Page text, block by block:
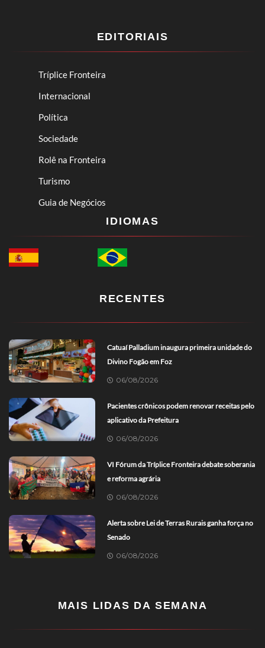
EDITORIAIS
Tríplice Fronteira
Internacional
Política
Sociedade
Rolê na Fronteira
Turismo
Guia de Negócios
IDIOMAS
RECENTES
Catuaí Palladium inaugura primeira unidade do
Divino Fogão em Foz
06/08/2026
Pacientes crônicos podem renovar receitas pelo
aplicativo da Prefeitura
06/08/2026
VI Fórum da Tríplice Fronteira debate soberania
e reforma agrária
06/08/2026
Alerta sobre Lei de Terras Rurais ganha força no
Senado
06/08/2026
MAIS LIDAS DA SEMANA